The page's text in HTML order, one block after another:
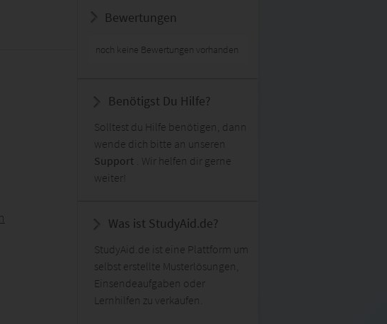
Bewertungen
noch keine Bewertungen vorhanden
Benötigst Du Hilfe?
Solltest du Hilfe benötigen, dann
wende dich bitte an unseren
Support . Wir helfen dir gerne
weiter!
Was ist StudyAid.de?
StudyAid.de ist eine Plattform um
selbst erstellte Musterlösungen,
Einsendeaufgaben oder
Lernhilfen zu verkaufen.